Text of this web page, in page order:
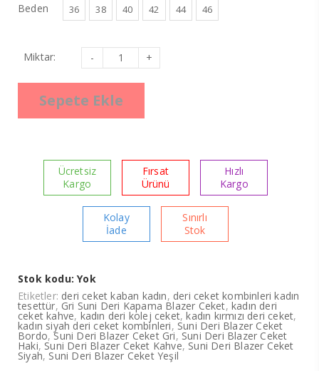
Beden 36 38 40 42 44 46
Miktar: Gri
Deri
Kapama
Ceket
Sepete Ekle
Ücretsiz
Kargo
Fırsat
Ürünü
Hızlı
Kargo
Kolay
İade
Sınırlı
Stok
Stok kodu:Yok
Etiketler: deri ceket kaban kadın, deri ceket kombinleri kadın
tesettür, Gri Suni Deri Kapama Blazer Ceket,kadın deri
ceket kahve, kadın deri kolej ceket,kadın kırmızı deri ceket,
kadın siyah deri ceket kombinleri, Suni Deri Blazer Ceket
Bordo,Suni Deri Blazer Ceket Gri, Suni Deri Blazer Ceket
Haki, Suni Deri Blazer Ceket Kahve, Suni Deri Blazer Ceket
Siyah, Suni Deri Blazer Ceket Yeşil